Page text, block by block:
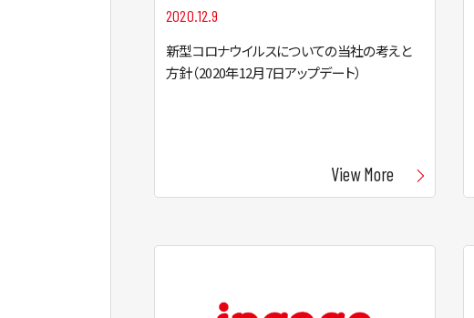
2020.12.9
新型コロナウイルスについての当社の考えと
方針（2020年12月7日アップデート）
View More